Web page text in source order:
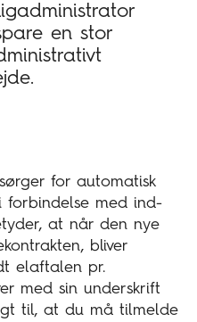
en stor
for automatisk
forbindelse med ind-
at når den nye
bliver
elaftalen pr.
med sin underskrift
til, at du må tilmelde